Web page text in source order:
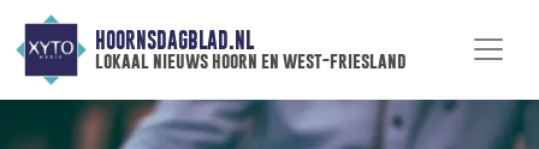
HOORNSDAGBLAD.NL
lokaal nieuws hoorn en west-friesland